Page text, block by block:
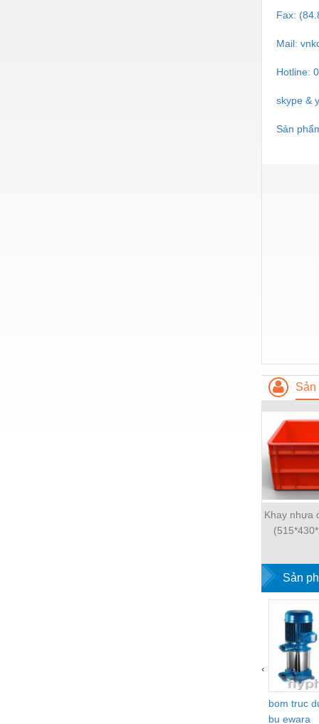
Fax:
Mail:
Hotline:
skype &
Sản
Sản
Khay nhựa
Sản
bom truc
bu ewara
‹